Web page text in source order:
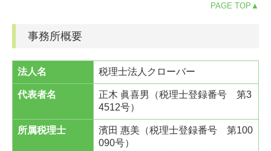
PAGE TOP▲
事務所概要
法人名 税理士法人クローバー
代表者名
正木 眞喜男（税理士登録番号 第3
4512号）
所属税理士
濱田 惠美（税理士登録番号 第100
090号）